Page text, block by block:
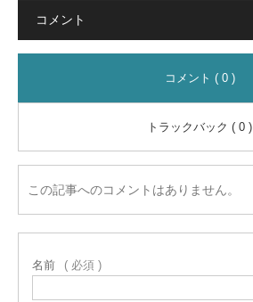
コメント
コメント ( 0 )
トラックバック ( 0 )
この記事へのコメントはありません。
名前 ( 必須 )